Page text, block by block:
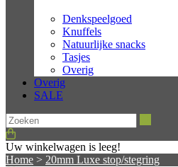
Denkspeelgoed
Knuffels
Natuurlijke snacks
Tasjes
Overig
Overig
SALE
Uw winkelwagen is leeg!
Home > 20mm Luxe stop/stegring